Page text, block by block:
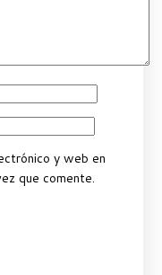
y web en
que comente.